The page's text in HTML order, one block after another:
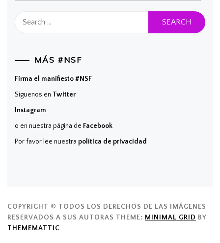
for:
MÁS #NSF
Firma el manifiesto #NSF
Síguenos en Twitter
Instagram
o en nuestra página de Facebook
Por favor lee nuestra política de privacidad
COPYRIGHT © TODOS LOS DERECHOS DE LAS IMÁGENES
RESERVADOS A SUS AUTORAS THEME: MINIMAL GRID BY
THEMEMATTIC